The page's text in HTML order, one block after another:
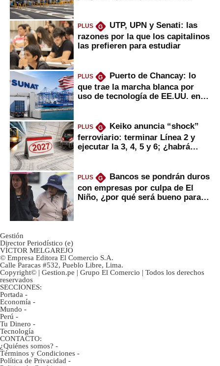
PLUS G
UTP, UPN y Senati: las
razones por la que los capitalinos
las prefieren para estudiar
PLUS G
Puerto de Chancay: lo
que trae la marcha blanca por
uso de tecnología de EE.UU. en
PLUS G
Keiko anuncia “shock”
ferroviario: terminar Línea 2 y
ejecutar la 3, 4, 5 y 6; ¿habrá
PLUS G
Bancos se pondrán duros
con empresas por culpa de El
Niño, ¿por qué será bueno para
Gestión
Director Periodístico (e)
VÍCTOR MELGAREJO
© Empresa Editora El Comercio S.A.
Calle Paracas #532, Pueblo Libre, Lima.
Copyright© | Gestion.pe | Grupo El Comercio | Todos los derechos
reservados
SECCIONES:
Portada -
Economía -
Mundo -
Perú -
Tu Dinero -
Tecnología
CONTACTO:
¿Quiénes somos? -
Términos y Condiciones -
Política de Privacidad -